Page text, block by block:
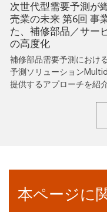
次世代型需要予測が
売業の未来 第6回 事
た、補修部品／サー
の高度化
補修部品需要予測におけ
予測ソリューション
提供するアプローチを紹
本ページに